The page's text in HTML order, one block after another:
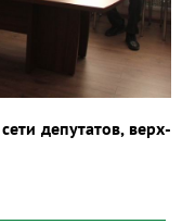
депутатов, верх-